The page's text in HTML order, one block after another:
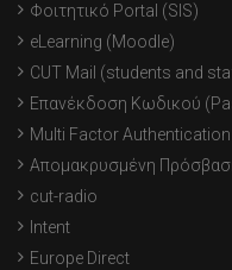
Φοιτητικό Portal (SIS)
eLearning (Moodle)
CUT Mail (students and
Επανέκδοση Κωδικού
Multi Factor Authentication
Απομακρυσμένη
cut-radio
Intent
Europe Direct